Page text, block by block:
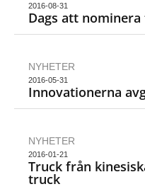
2016-08-31
Dags att
NYHETER
2016-05-31
Innovationerna
NYHETER
2016-01-21
Truck från
truck